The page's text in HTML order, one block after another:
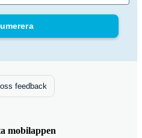
feedback
mobilappen